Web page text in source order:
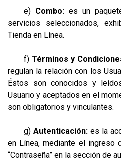
e) Combo: es un
servicios seleccionados,
Tienda en Línea.
f)Términos y
regulan la relación con los
Éstos son conocidos y
Usuario y aceptados en el
son obligatorios y vinculantes.
g) Autenticación: es la
en Línea, mediante el ingreso
“Contraseña” en la sección de